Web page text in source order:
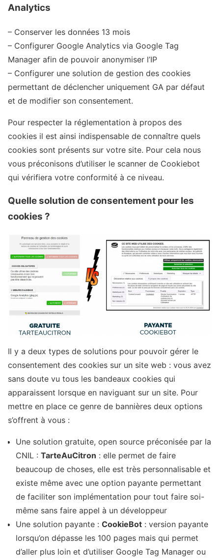
Analytics
– Conserver les données 13 mois
– Configurer Google Analytics via Google Tag
Manager afin de pouvoir anonymiser l’IP
– Configurer une solution de gestion des cookies
permettant de déclencher uniquement GA par défaut
et de modifier son consentement.
Pour respecter la réglementation à propos des
cookies il est ainsi indispensable de connaître quels
cookies sont présents sur votre site. Pour cela nous
vous préconisons d’utiliser le scanner de Cookiebot
qui vérifiera votre conformité à ce niveau.
Quelle solution de consentement pour les
cookies ?
Il y a deux types de solutions pour pouvoir gérer le
consentement des cookies sur un site web : vous avez
sans doute vu tous les bandeaux cookies qui
apparaissent lorsque en naviguant sur un site. Pour
mettre en place ce genre de bannières deux options
s’offrent à vous :
Une solution gratuite, open source préconisée par la
CNIL : TarteAuCitron : elle permet de faire
beaucoup de choses, elle est très personnalisable et
existe même avec une option payante permettant
de faciliter son implémentation pour tout faire soi-
même sans faire appel à un développeur
Une solution payante : CookieBot : version payante
lorsqu’on dépasse les 100 pages mais qui permet
d’aller plus loin et d’utiliser Google Tag Manager ou